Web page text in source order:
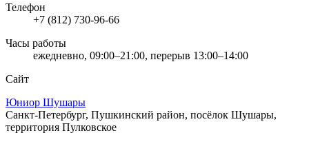
Телефон
+7 (812) 730-96-66
Часы работы
ежедневно, 09:00–21:00, перерыв 13:00–14:00
Сайт
Юниор Шушары
Санкт-Петербург, Пушкинский район, посёлок Шушары,
территория Пулковское